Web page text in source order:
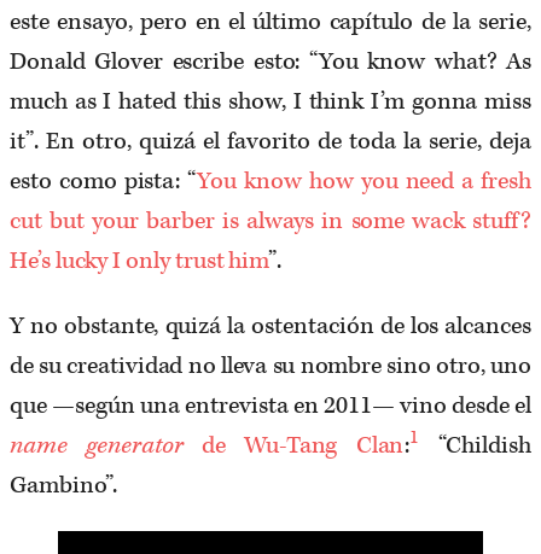
este ensayo, pero en el último capítulo de la serie,
Donald Glover escribe esto: “You know what? As
much as I hated this show, I think I’m gonna miss
it”. En otro, quizá el favorito de toda la serie, deja
esto como pista: “You know how you need a fresh
cut but your barber is always in some wack stuff?
He’s lucky I only trust him”.
Y no obstante, quizá la ostentación de los alcances
de su creatividad no lleva su nombre sino otro, uno
que —según una entrevista en 2011— vino desde el
name generatorde Wu-Tang Clan:1
“Childish
Gambino”.